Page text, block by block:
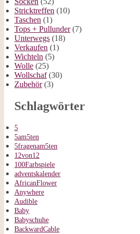
Stricktreffen (10)
Taschen (1)
Tops + Pullunder(7)
Unterwegs (18)
Verkaufen (1)
Wichteln (5)
Wolle (25)
Wollschaf(30)
Zubehör(3)
Schlagwörter
5
5am5ten
5fragenam5ten
12von12
100Farbspiele
adventskalender
AfricanFlower
Anywhere
Audible
Baby
Babyschuhe
BackwardCable